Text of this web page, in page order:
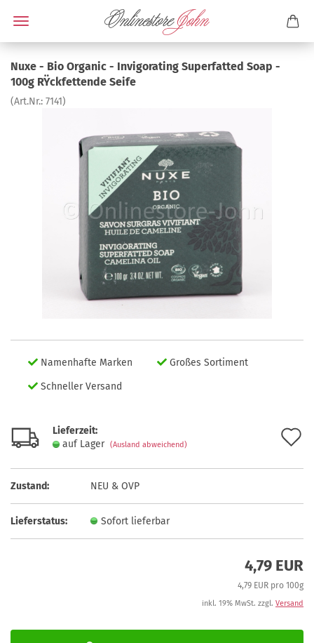
Nuxe - Bio Organic - Invigorating Superfatted Soap -
100g RŸckfettende Seife
(Art.Nr.: 7141)
Namenhafte Marken
Großes Sortiment
Schneller Versand
Lieferzeit:
auf Lager (Ausland abweichend)
Zustand: NEU & OVP
Lieferstatus: Sofort lieferbar
4,79 EUR
4,79 EUR pro 100g
inkl. 19% MwSt. zzgl. Versand